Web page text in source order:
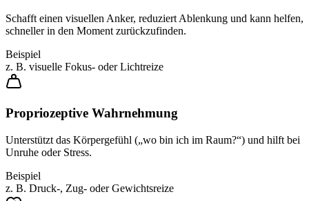
Schafft einen visuellen Anker, reduziert Ablenkung und kann helfen,
schneller in den Moment zurückzufinden.
Beispiel
z. B. visuelle Fokus- oder Lichtreize
Propriozeptive Wahrnehmung
Unterstützt das Körpergefühl („wo bin ich im Raum?“) und hilft bei
Unruhe oder Stress.
Beispiel
z. B. Druck-, Zug- oder Gewichtsreize